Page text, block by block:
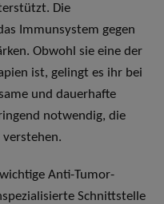
Die
Immunsystem gegen
Obwohl sie eine der
ist, gelingt es ihr bei
und dauerhafte
notwendig, die
verstehen.
Anti-Tumor-
Schnittstelle